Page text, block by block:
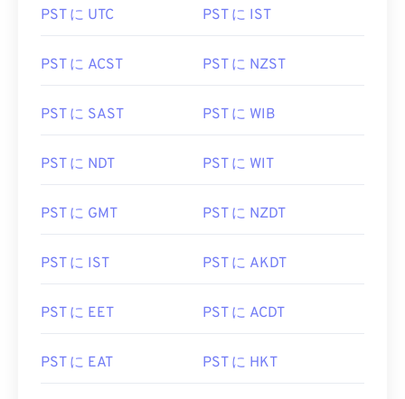
PST に UTC PST に IST
PST に ACST PST に NZST
PST に SAST PST に WIB
PST に NDT PST に WIT
PST に GMT PST に NZDT
PST に IST PST に AKDT
PST に EET PST に ACDT
PST に EAT PST に HKT